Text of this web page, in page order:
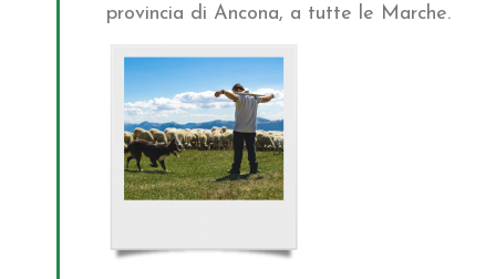
provincia di Ancona, a tutte le Marche.